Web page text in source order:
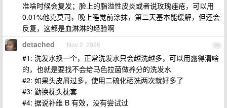
准啥时候会复发；脸上的脂溢性皮炎或者说玫瑰痤疮，可以用
0.01%他克莫司，晚上睡觉前涂抹，第二天基本能缓解，但还会
反复，这都是血淋淋的经验啊
29
detached Nov 2, 2025
#1: 洗发水换一个，正常洗发水只会越洗越多，可以用露得清啥
的，也就是要找不会给马色拉菌做养分的洗发水
#2: 如果头皮屑过多，使用二硫化硒洗两次就好多了
#3: 勤换枕头枕套
#4: 据说补维 B 有效，没有尝试过